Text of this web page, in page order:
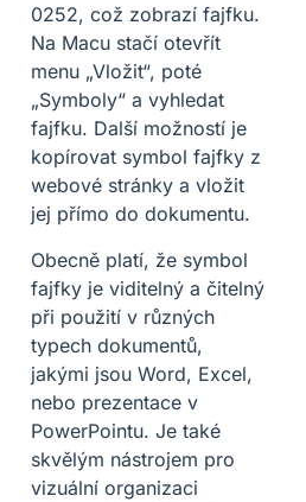
0252, což zobrazí fajfku.
Na Macu stačí otevřít
menu „Vložit“, poté
„Symboly“ a vyhledat
fajfku. Další možností je
kopírovat symbol fajfky z
webové stránky a vložit
jej přímo do dokumentu.
Obecně platí, že symbol
fajfky je viditelný a čitelný
při použití v různých
typech dokumentů,
jakými jsou Word, Excel,
nebo prezentace v
PowerPointu. Je také
skvělým nástrojem pro
vizuální organizaci